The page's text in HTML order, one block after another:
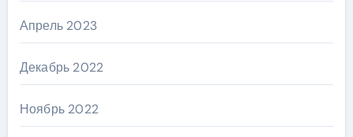
Апрель 2023
Декабрь 2022
Ноябрь 2022